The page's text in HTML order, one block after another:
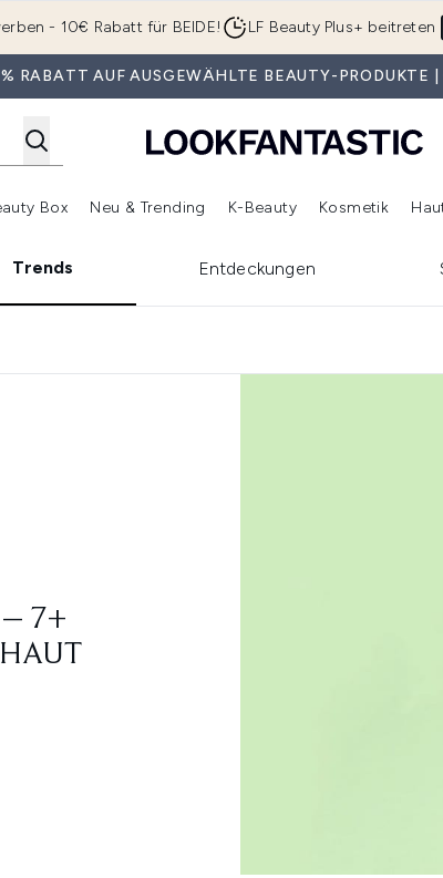
Zum Hauptinhalt
- 10€ Rabatt für BEIDE! LF Beauty Plus+ beitreten
RABATT AUF AUSGEWÄHLTE BEAUTY-PRODUKTE |
(SALE) Untermenü Anmelden (Geschenke)Untermenü Anmelden (Marken)
Box
Untermenü Anmelden (Beauty Box)
Neu & Trending
Untermenü
K-Beauty Kosmetik
Trends Entdeckungen
– 7+